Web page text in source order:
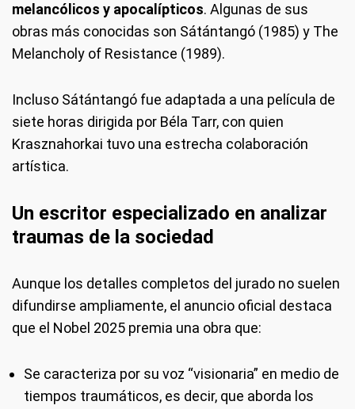
melancólicos y apocalípticos. Algunas de sus
obras más conocidas son Sátántangó (1985) y The
Melancholy of Resistance (1989).
Incluso Sátántangó fue adaptada a una película de
siete horas dirigida por Béla Tarr, con quien
Krasznahorkai tuvo una estrecha colaboración
artística.
Un escritor especializado en analizar
traumas de la sociedad
Aunque los detalles completos del jurado no suelen
difundirse ampliamente, el anuncio oficial destaca
que el Nobel 2025 premia una obra que:
Se caracteriza por su voz “visionaria” en medio de
tiempos traumáticos, es decir, que aborda los